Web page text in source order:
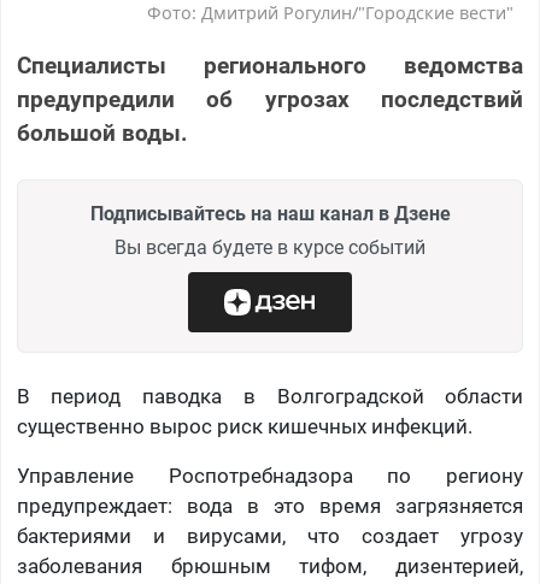
Фото: Дмитрий Рогулин/"Городские вести"
Специалисты регионального ведомства
предупредили об угрозах последствий
большой воды.
Подписывайтесь на наш канал в Дзене
Вы всегда будете в курсе событий
В период паводка в Волгоградской области
существенно вырос риск кишечных инфекций.
Управление Роспотребнадзора по региону
предупреждает: вода в это время загрязняется
бактериями и вирусами, что создает угрозу
заболевания брюшным тифом, дизентерией,